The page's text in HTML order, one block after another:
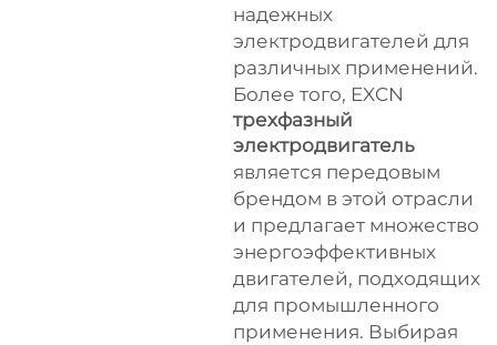
надежных
электродвигателей для
различных применений.
Более того, EXCN
трехфазный
электродвигатель
является передовым
брендом в этой отрасли
и предлагает множество
энергоэффективных
двигателей, подходящих
для промышленного
применения. Выбирая